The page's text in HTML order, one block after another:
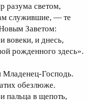
разума светом,
служившие, — те
Заветом:
вовеки, и днесь,
рожденного здесь».
Младенец-Господь.
обезлюже.
пальца в щепоть,